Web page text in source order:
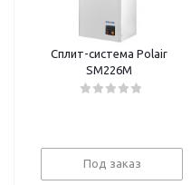
Сплит-система Polair
SM226M
Под заказ